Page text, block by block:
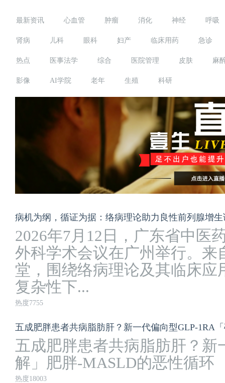
最新资讯 心血管 肿瘤 消化 神经 呼吸
肾病 儿科 眼科 妇产 临床用药 急诊
热点 医事法学 综合 医院管理 皮肤 麻
影像 AI学院 老年 生殖 科研
病机为纲，循证为据：络病理论助力良性前列腺增
2026年7月12日，广东省中医
外科学术会议在广州举行。来
堂，围绕络病理论及其临床应
复杂性下...
热度7755
五成肥胖患者共病脂肪肝？新一代偏向型GLP-1RA
五成肥胖患者共病脂肪肝？新
解」肥胖-MASLD的恶性循环
热度18003